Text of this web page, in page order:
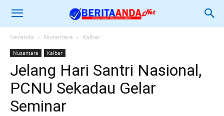
Beranda Nusantara Kalbar
Nusantara Kalbar
Jelang Hari Santri Nasional,
PCNU Sekadau Gelar
Seminar